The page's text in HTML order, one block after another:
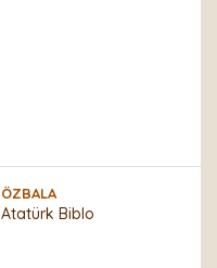
ÖZBALA
Atatürk Biblo